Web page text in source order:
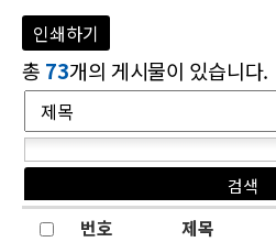
인쇄하기
총 73개의 게시물이 있습니다.
번호 제목